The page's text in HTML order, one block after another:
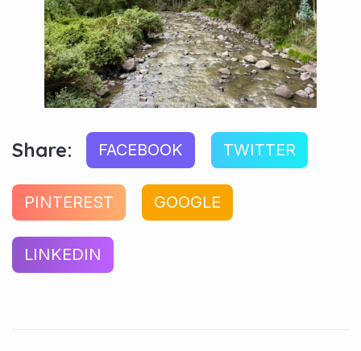
Share: FACEBOOK TWITTER
PINTEREST GOOGLE
LINKEDIN